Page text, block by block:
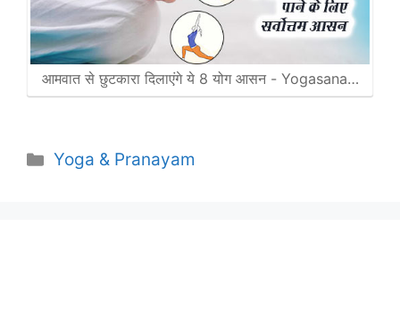
आमवात से छुटकारा दिलाएंगे ये 8 योग आसन - Yogasana…
Categories
Yoga & Pranayam